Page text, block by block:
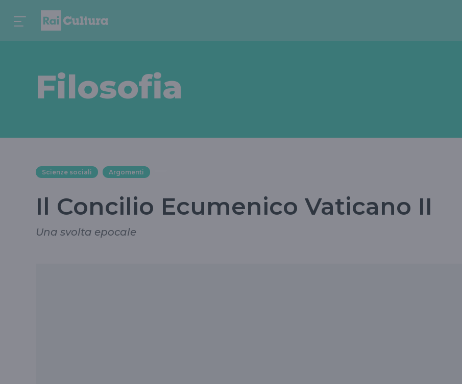
Filosofia
Scienze sociali Argomenti
Il Concilio Ecumenico Vaticano II
Una svolta epocale